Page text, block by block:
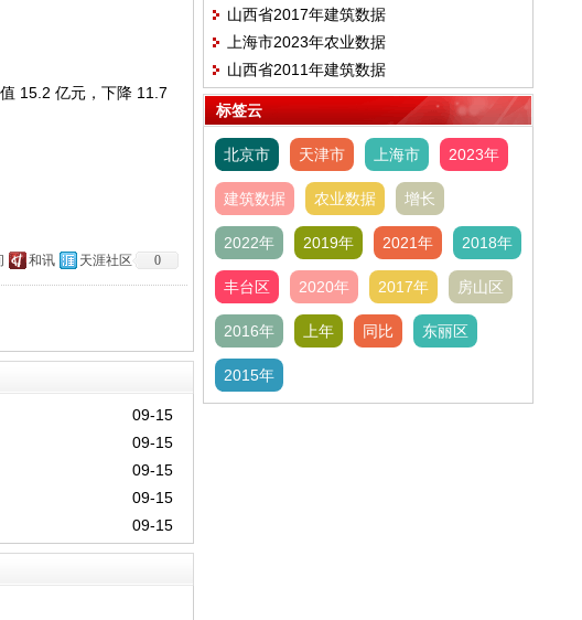
15.2 亿元，下降 11.7
和讯 天涯社区 0
09-15
09-15
09-15
09-15
09-15
山西省2017年建筑数据
上海市2023年农业数据
山西省2011年建筑数据
标签云
北京市 天津市 上海市 2023年
建筑数据 农业数据 增长
2022年 2019年 2021年 2018年
丰台区 2020年 2017年 房山区
2016年 上年 同比 东丽区
2015年